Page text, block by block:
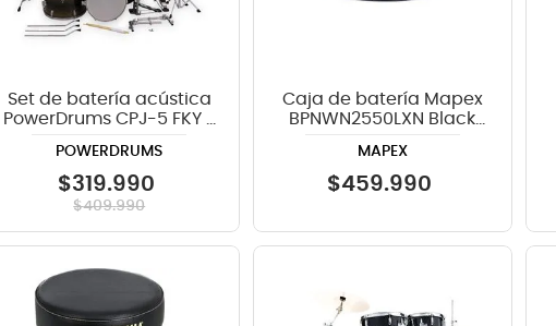
Set de batería acústica
PowerDrums CPJ-5 FKY -
POWERDRUMS
$319.990
$409.990
Caja de batería Mapex
BPNWN2550LXN Black
5.5 pulgadas
MAPEX
$459.990